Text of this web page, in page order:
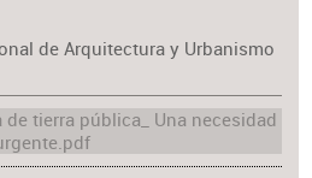
de Arquitectura y Urbanismo